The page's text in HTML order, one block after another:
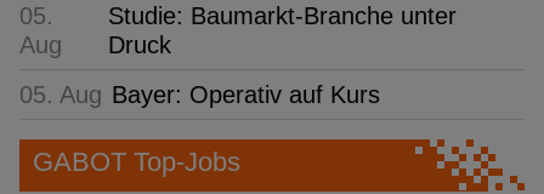
05.
Aug
Studie: Baumarkt-Branche unter
Druck
05. Aug Bayer: Operativ auf Kurs
GABOT Top-Jobs